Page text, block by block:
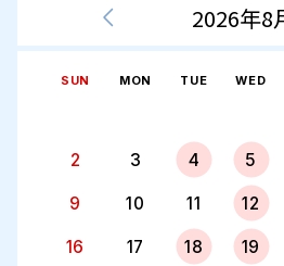
2026年8
SUN MON TUE WED
2 3 4 5
9 10 11 12
16 17 18 19